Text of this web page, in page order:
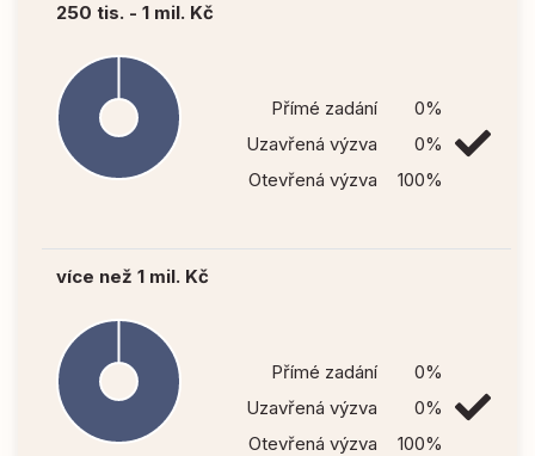
250 tis. - 1 mil. Kč
Přímé zadání
0%
Uzavřená výzva
0%
Otevřená výzva
100%
více než 1 mil. Kč
Přímé zadání
0%
Uzavřená výzva
0%
Otevřená výzva
100%